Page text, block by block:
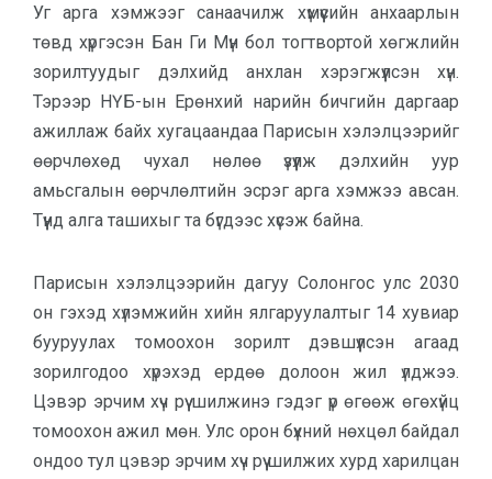
Уг арга хэмжээг санаачилж хүмүүсийн анхаарлын
төвд хүргэсэн Бан Ги Мүн бол тогтвортой хөгжлийн
зорилтуудыг дэлхийд анхлан хэрэгжүүлсэн хүн.
Тэрээр НҮБ-ын Ерөнхий нарийн бичгийн даргаар
ажиллаж байх хугацаандаа Парисын хэлэлцээрийг
өөрчлөхөд чухал нөлөө үзүүлж дэлхийн уур
амьсгалын өөрчлөлтийн эсрэг арга хэмжээ авсан.
Түүнд алга ташихыг та бүгдээс хүсэж байна.
Парисын хэлэлцээрийн дагуу Солонгос улс 2030
он гэхэд хүлэмжийн хийн ялгаруулалтыг 14 хувиар
бууруулах томоохон зорилт дэвшүүлсэн агаад
зорилгодоо хүрэхэд ердөө долоон жил үлджээ.
Цэвэр эрчим хүч рүү шилжинэ гэдэг үр өгөөж өгөхүйц
томоохон ажил мөн. Улс орон бүхний нөхцөл байдал
ондоо тул цэвэр эрчим хүч рүү шилжих хурд харилцан